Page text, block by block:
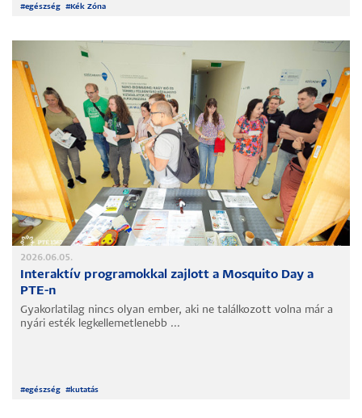
#egészség # Kék Zóna
2026.06.05.
Interaktív programokkal zajlott a Mosquito Day a
PTE-n
Gyakorlatilag nincs olyan ember, aki ne találkozott volna már a
nyári esték legkellemetlenebb ...
#egészség # kutatás